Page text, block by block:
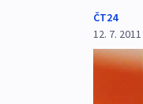
ČT24
12. 7. 2011